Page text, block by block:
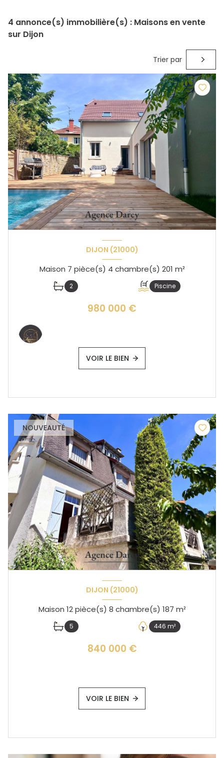
4 annonce(s) immobilière(s) : Maisons en vente
sur Dijon
Trier par
DIJON (21000)
Maison 7 pièce(s) 4 chambre(s) 201 m²
2 Piscine
980 000 €
VOIR LE BIEN
NOUVEAUTÉ
DIJON (21000)
Maison 12 pièce(s) 8 chambre(s) 187 m²
5 446 m²
840 000 €
VOIR LE BIEN